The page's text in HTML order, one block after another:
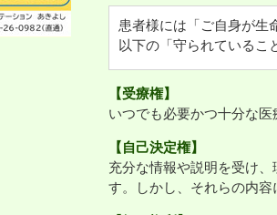
患者様には「ご自身が生
以下の「守られているこ
【受療権】
いつでも必要かつ十分な
【自己決定権】
充分な情報や説明を受け
す。しかし、それらの内